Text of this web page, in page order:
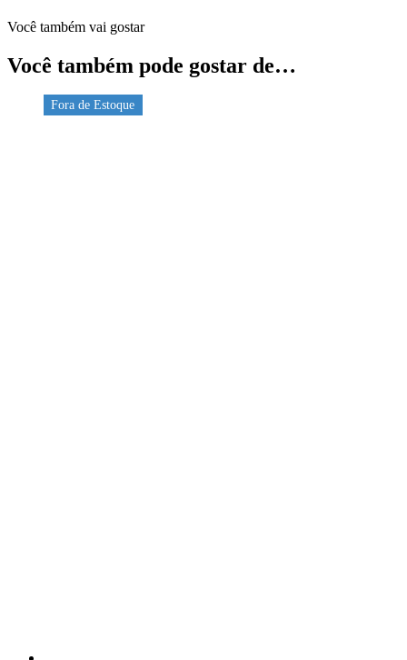
Você também vai gostar
Você também pode gostar de…
Fora de Estoque